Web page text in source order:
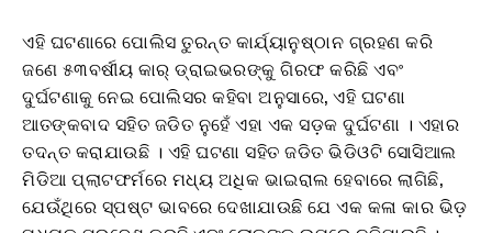
ଏହି ଘଟଣାରେ ପୋଲିସ ତୁରନ୍ତ କାର୍ଯ୍ୟାନୁଷ୍ଠାନ ଗ୍ରହଣ କରି
ଜଣେ ୫୩ବର୍ଷୀୟ କାର୍ ଡ୍ରାଇଭରଙ୍କୁ ଗିରଫ କରିଛି ଏବଂ
ଦୁର୍ଘଟଣାକୁ ନେଇ ପୋଲିସର କହିବା ଅନୁସାରେ, ଏହି ଘଟଣା
ଆତଙ୍କବାଦ ସହିତ ଜଡିତ ନୁହେଁ ଏହା ଏକ ସଡ଼କ ଦୁର୍ଘଟଣା । ଏହାର
ତଦନ୍ତ କରାଯାଉଛି । ଏହି ଘଟଣା ସହିତ ଜଡିତ ଭିଡିଓଟି ସୋସିଆଲ
ମିଡିଆ ପ୍ଲାଟଫର୍ମରେ ମଧ୍ୟ ଅଧିକ ଭାଇରାଲ ହେବାରେ ଲାଗିଛି,
ଯେଉଁଥିରେ ସ୍ପଷ୍ଟ ଭାବରେ ଦେଖାଯାଉଛି ଯେ ଏକ କଳା କାର ଭିଡ଼